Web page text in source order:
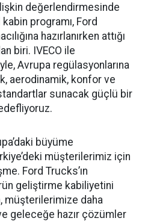
değerlendirmesinde
programı, Ford
hazırlanırken attığı
biri. IVECO ile
Avrupa regülasyonlarına
aerodinamik, konfor ve
sunacak güçlü bir
büyüme
müşterilerimiz için
Ford Trucks’ın
geliştirme kabiliyetini
müşterilerimize daha
geleceğe hazır çözümler